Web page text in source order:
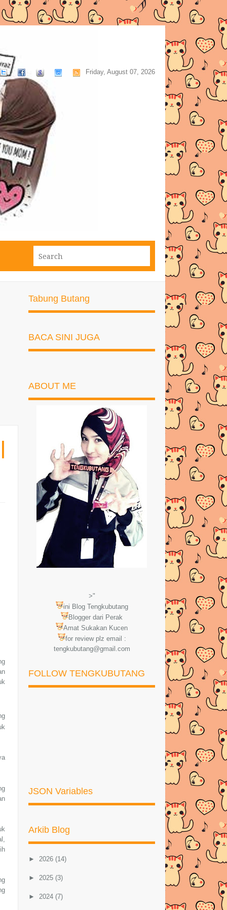
Friday, August 07, 2026
Tabung Butang
BACA SINI JUGA
ABOUT ME
>"
ini Blog Tengkubutang
Blogger dari Perak
Amat Sukakan Kucen
for review plz email :
tengkubutang@gmail.com
FOLLOW TENGKUBUTANG
JSON Variables
Arkib Blog
► 2026 (14)
► 2025 (3)
► 2024 (7)